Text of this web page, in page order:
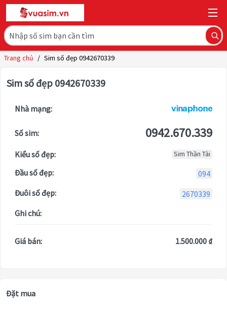
Trang chủ / Sim số đẹp 0942670339
Sim số đẹp 0942670339
Nhà mạng:
Số sim: 0942.670.339
Kiểu số đẹp: Sim Thần Tài
Đầu số đẹp:
094
Đuôi số đẹp:
2670339
Ghi chú:
Giá bán: 1.500.000 ₫
Đặt mua